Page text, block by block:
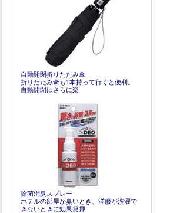
自動開閉折りたたみ傘
折りたたみ傘も1本持って行くと便利。
自動開閉はさらに楽
除菌消臭スプレー
ホテルの部屋が臭いとき、洋服が洗濯で
きないときに効果発揮